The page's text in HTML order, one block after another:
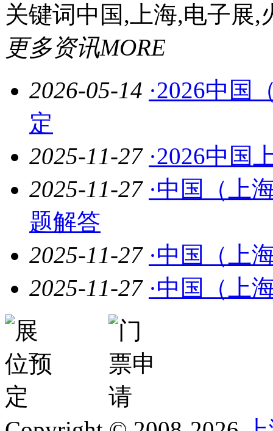
关键词中国,上海,电子展,
更多资讯MORE
2026-05-14 ·2026中国
定
2025-11-27 ·2026中国
2025-11-27 ·中国（上
题解答
2025-11-27 ·中国（上
2025-11-27 ·中国（上